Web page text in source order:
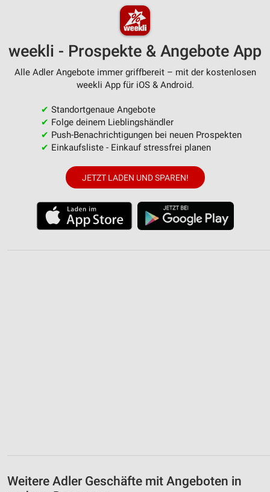
weekli - Prospekte & Angebote App
Alle Adler Angebote immer griffbereit – mit der kostenlosen
weekli App für iOS & Android.
✔ Standortgenaue Angebote
✔ Folge deinem Lieblingshändler
✔ Push-Benachrichtigungen bei neuen Prospekten
✔ Einkaufsliste - Einkauf stressfrei planen
JETZT LADEN UND SPAREN!
Weitere Adler Geschäfte mit Angeboten in